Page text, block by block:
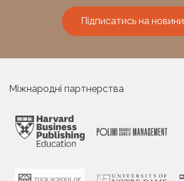
Підписатись на новини
Міжнародні партнерства